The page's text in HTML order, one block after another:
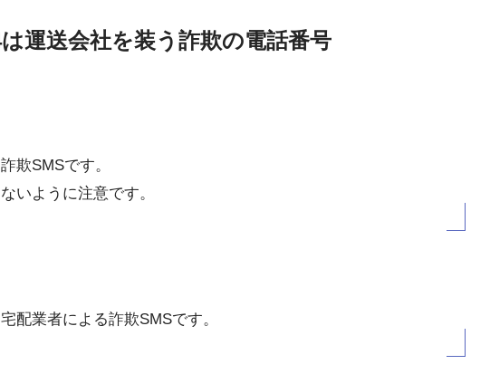
運送会社を装う詐欺の電話番号
欺SMSです。
いように注意です。
配業者による詐欺SMSです。